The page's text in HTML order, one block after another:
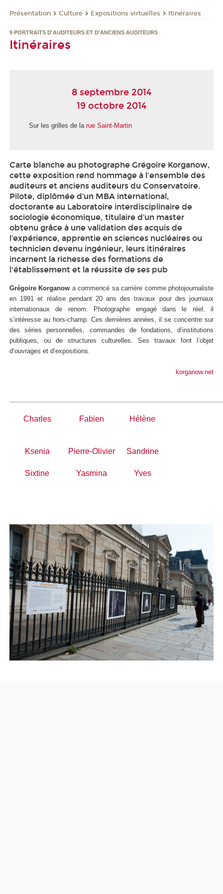
Présentation Culture Expositions virtuelles Itinéraires
9 PORTRAITS D'AUDITEURS ET D'ANCIENS AUDITEURS
Itinéraires
8 septembre 2014
19 octobre 2014
Sur les grilles de la rue Saint-Martin
Carte blanche au photographe Grégoire Korganow,
cette exposition rend hommage à l'ensemble des
auditeurs et anciens auditeurs du Conservatoire.
Pilote, diplômée d’un MBA international,
doctorante au Laboratoire interdisciplinaire de
sociologie économique, titulaire d’un master
obtenu grâce à une validation des acquis de
l’expérience, apprentie en sciences nucléaires ou
technicien devenu ingénieur, leurs itinéraires
incarnent la richesse des formations de
l'établissement et la réussite de ses pub
Grégoire Korganow a commencé sa carrière comme photojournaliste
en 1991 et réalise pendant 20 ans des travaux pour des journaux
internationaux de renom. Photographe engagé dans le réel, il
s’intéresse au hors-champ. Ces dernières années, il se concentre sur
des séries personnelles, commandes de fondations, d’institutions
publiques, ou de structures culturelles. Ses travaux font l’objet
d’ouvrages et d’expositions.
korganow.net
Charles Fabien Hélène
Ksenia Pierre-Olivier Sandrine
Sixtine Yasmina Yves